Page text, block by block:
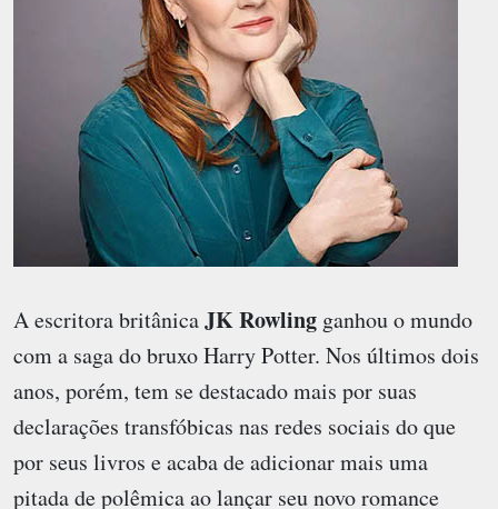
A escritora britânicaJK Rowling ganhou o mundo
com a saga do bruxo Harry Potter. Nos últimos dois
anos, porém, tem se destacado mais por suas
declarações transfóbicas nas redes sociais do que
por seus livros e acaba de adicionar mais uma
pitada de polêmica ao lançar seu novo romance